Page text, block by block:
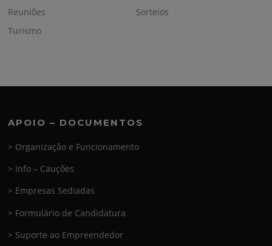
Reuniões
Sorteios
Turismo
APOIO – DOCUMENTOS
> Organização e Funcionamento
> Info – Cauções
> Empresas Sediadas
> Formulário de Candidatura
> Suporte ao Empreendedor